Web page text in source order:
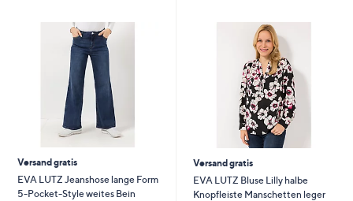
Versand gratis
EVA LUTZ Jeanshose lange Form
5-Pocket-Style weites Bein
Versand gratis
EVA LUTZ Bluse Lilly halbe
Knopfleiste Manschetten leger